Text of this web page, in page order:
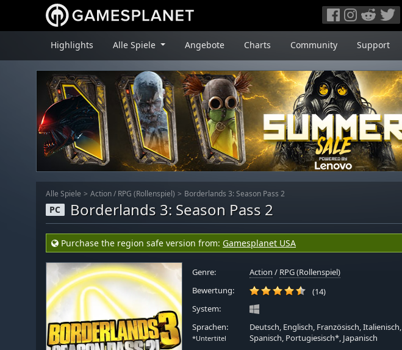
Highlights Alle Spiele Angebote Charts Community Support
Alle Spiele Action / RPG (Rollenspiel) Borderlands 3: Season Pass 2
PC Borderlands 3: Season Pass 2
Purchase the region safe version from: Gamesplanet USA
Genre: Action / RPG (Rollenspiel)
Bewertung:
(14)
System:
Sprachen:
*Untertitel
Deutsch, Englisch, Französisch, Italienisch,
Spanisch, Portugiesisch*, Japanisch